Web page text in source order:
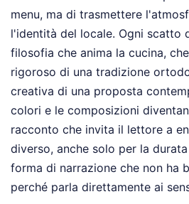
menu, ma di trasmettere
l'identità del locale. Ogni scatto
filosofia che anima la cucina,
rigoroso di una tradizione
creativa di una proposta
colori e le composizioni
racconto che invita il lettore a
diverso, anche solo per la
forma di narrazione che non ha
perché parla direttamente ai